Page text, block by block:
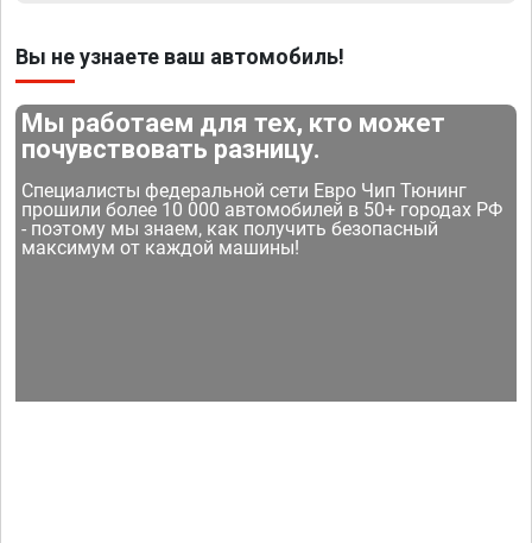
Вы не узнаете ваш автомобиль!
Мы работаем для тех, кто может
почувствовать разницу.
Специалисты федеральной сети Евро Чип Тюнинг
прошили более 10 000 автомобилей в 50+ городах РФ
- поэтому мы знаем, как получить безопасный
максимум от каждой машины!